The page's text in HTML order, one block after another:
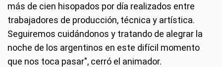
más de cien hisopados por día realizados entre
trabajadores de producción, técnica y artística.
Seguiremos cuidándonos y tratando de alegrar la
noche de los argentinos en este difícil momento
que nos toca pasar", cerró el animador.